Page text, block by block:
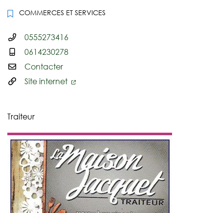
COMMERCES ET SERVICES
Infos utiles
0555273416
0614230278
Contacter
Site internet
Traiteur